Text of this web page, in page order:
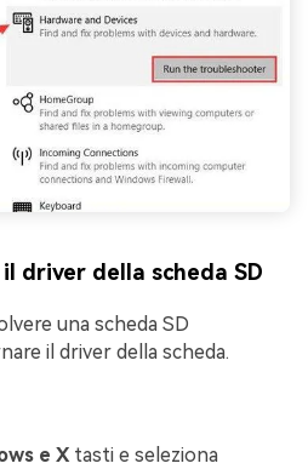
driver della scheda SD
una scheda SD
il driver della scheda.
e X tasti e seleziona